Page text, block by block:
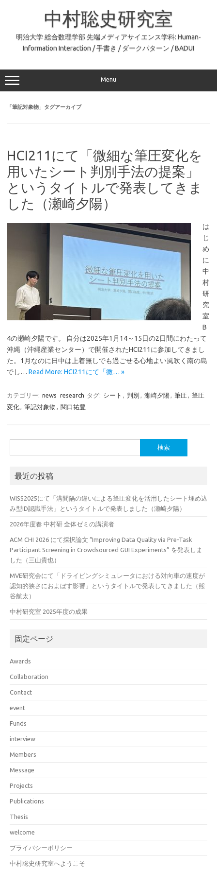
中村聡史研究室
明治大学 総合数理学部 先端メディアサイエンス学科: Human-
Information Interaction / 手書き / ダークパターン / BADUI
Menu
「筆記対象物 」タグアーカイブ
HCI211にて「微細な筆圧変化を
用いたシート判別手法の提案」
というタイトルで発表してきま
した（瀬崎夕陽）
は
じ
め
に
中
村
研
究
室
B
4の瀬崎夕陽です。 自分は2025年1月14～15日の2日間にわたって
沖縄（沖縄産業センター）で開催されたHCI211に参加してきまし
た。1月なのに日中は上着無しでも過ごせる心地よい風吹く南の島
でし… Read More: HCI211にて「微… »
カテゴリー: news research タグ: シート , 判別 , 瀬崎夕陽, 筆圧, 筆圧
変化, 筆記対象物 , 関口祐豊
索:
最近の投稿
WISS2025にて「溝間隔の違いによる筆圧変化を活用したシート埋め込
み型ID認識手法」というタイトルで発表しました（瀬崎夕陽）
2026年度春 中村研 全体ゼミの講演者
ACM CHI 2026 にて採択論文 “Improving Data Quality via Pre-Task
Participant Screening in Crowdsourced GUI Experiments” を発表しま
した（三山貴也）
MVE研究会にて「ドライビングシミュレータにおける対向車の速度が
認知的狭さにおよぼす影響」というタイトルで発表してきました（熊
谷航太）
中村研究室 2025年度の成果
固定ページ
Awards
Collaboration
Contact
event
Funds
interview
Members
Message
Projects
Publications
Thesis
welcome
プライバシーポリシー
中村聡史研究室へようこそ